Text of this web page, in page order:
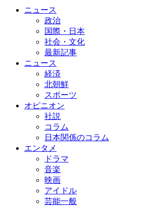
ニュース
政治
国際・日本
社会・文化
最新記事
ニュース
経済
北朝鮮
スポーツ
オピニオン
社説
コラム
日本関係のコラム
エンタメ
ドラマ
音楽
映画
アイドル
芸能一般